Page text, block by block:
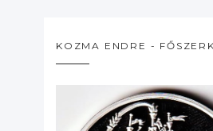
KOZMA ENDRE -